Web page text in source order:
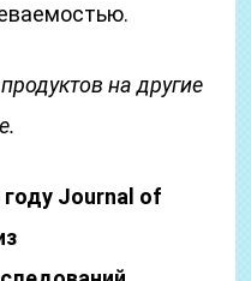
на другие
Journal of